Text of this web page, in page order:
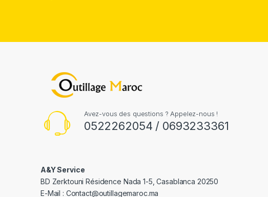
Avez-vous des questions ? Appelez-nous !
0522262054 / 0693233361
A&Y Service
BD Zerktouni Résidence Nada 1-5, Casablanca 20250
E-Mail : Contact@outillagemaroc.ma